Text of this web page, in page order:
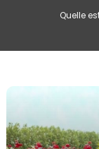
Quelle